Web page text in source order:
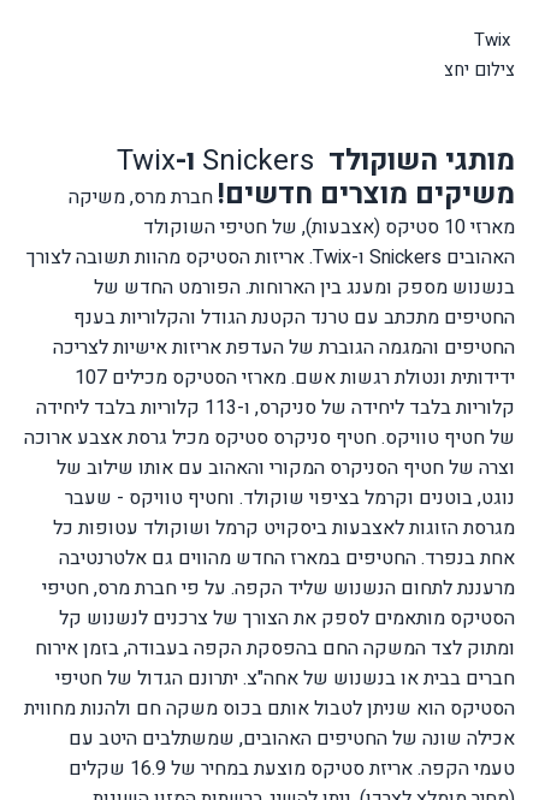
צילום יחצ
מותגי השוקולד Snickers ו-Twix
משיקים מוצרים חדשים! חברת מרס, משיקה
מארזי 10 סטיקס (אצבעות), של חטיפי השוקולד
האהובים Snickers ו-Twix
.אריזות הסטיקס מהוות תשובה לצורך
בנשנוש מספק ומענג בין הארוחות. הפורמט החדש של
החטיפים מתכתב עם טרנד הקטנת הגודל והקלוריות בענף
החטיפים והמגמה הגוברת של העדפת אריזות אישיות לצריכה
ידידותית ונטולת רגשות אשם. מארזי הסטיקס מכילים 107
קלוריות בלבד ליחידה של סניקרס, ו-113 קלוריות בלבד ליחידה
של חטיף טוויקס.חטיף סניקרס סטיקס מכיל גרסת אצבע ארוכה
וצרה של חטיף הסניקרס המקורי והאהוב עם אותו שילוב של
נוגט, בוטנים וקרמל בציפוי שוקולד. וחטיף טוויקס - שעבר
מגרסת הזוגות לאצבעות ביסקויט קרמל ושוקולד עטופות כל
אחת בנפרד.החטיפים במארז החדש מהווים גם אלטרנטיבה
מרעננת לתחום הנשנוש שליד הקפה. על פי חברת מרס, חטיפי
הסטיקס מותאמים לספק את הצורך של צרכנים לנשנוש קל
ומתוק לצד המשקה החם בהפסקת הקפה בעבודה, בזמן אירוח
חברים בבית או בנשנוש של אחה"צ. יתרונם הגדול של חטיפי
הסטיקס הוא שניתן לטבול אותם בכוס משקה חם ולהנות מחווית
אכילה שונה של החטיפים האהובים, שמשתלבים היטב עם
טעמי הקפה.
אריזת סטיקס מוצעת במחיר של 16.9 שקלים